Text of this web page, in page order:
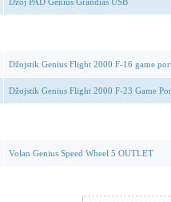
Džojstik Genius Flight 2000 F-16 game
Džojstik Genius Flight 2000 F-23 Game
Volan Genius Speed Wheel 5 OUTLET